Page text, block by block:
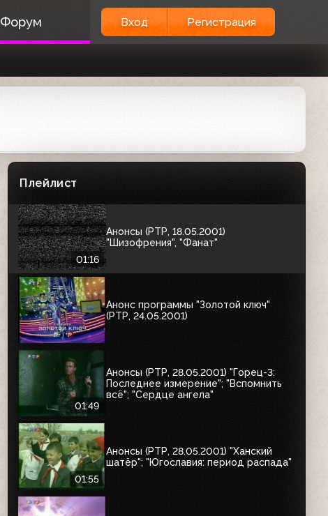
Форум Вход Регистрация
Плейлист
00:42
Анонс Формулы-1 Гран-при Бразилии
(РТР, март 2001)
Анонсы (РТР, май 2001)
01:54
Анонсы (РТР, 18.05.2001) О.С.П.-студия
представляет замечательных людей;
01:16
Анонсы (РТР, 18.05.2001)
"Шизофрения", "Фанат"
Анонс программы "Золотой ключ"
(РТР, 24.05.2001)
01:49
Анонсы (РТР, 28.05.2001) "Горец-3:
Последнее измерение"; "Вспомнить
всё"; "Сердце ангела"
01:55
Анонсы (РТР, 28.05.2001) "Ханский
шатёр"; "Югославия: период распада"